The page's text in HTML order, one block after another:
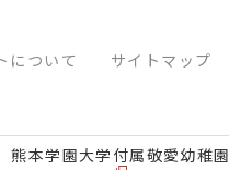
について サイトマップ
熊本学園大学付属敬愛幼稚園